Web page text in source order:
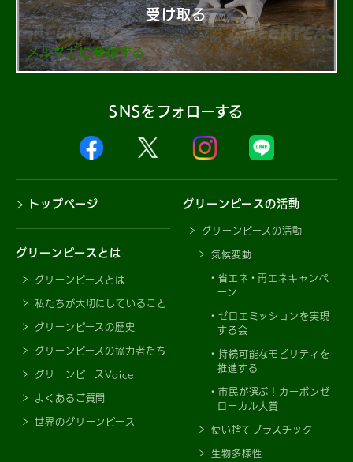
受け取る
メルマガに登録する
SNSをフォローする
トップページ
グリーンピースとは
グリーンピースとは
私たちが大切にしていること
グリーンピースの歴史
グリーンピースの協力者たち
グリーンピースVoice
よくあるご質問
世界のグリーンピース
グリーンピースの活動
グリーンピースの活動
気候変動
省エネ・再エネキャンペ
ーン
ゼロエミッションを実現
する会
持続可能なモビリティを
推進する
市民が選ぶ！カーボンゼ
ローカル大賞
使い捨てプラスチック
生物多様性